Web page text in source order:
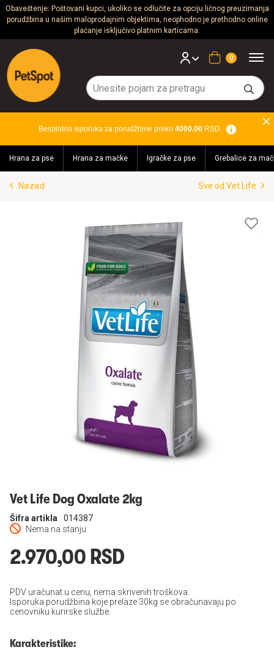
Obaveštenje: Poštovani kupci, ukoliko se odlučite za opciju ličnog preuzimanja
porudžbina u našim maloprodajnim objektima, neophodno je prethodno online
plaćanje isključivo platnim karticama.
Psi
Mačke
Glodari
Akvaristika
Teraristika
Brendovi
Korpa
Besplatna isporuka za porudžbine preko 4000.00RSD.
Hrana za pse Hrana za mačke Igračke za pse Grebalice za
Nazad Sve od Vet Life
Vet Life Dog Oxalate 2kg
Nema na stanju
Šifra artikla 014387
2.970,00 RSD
PDV uračunat u cenu, nema skrivenih troškova.
Isporuka porudžbina koje prelaze 30kg se obračunavaju po
cenovniku kurirske službe.
Karakteristike: